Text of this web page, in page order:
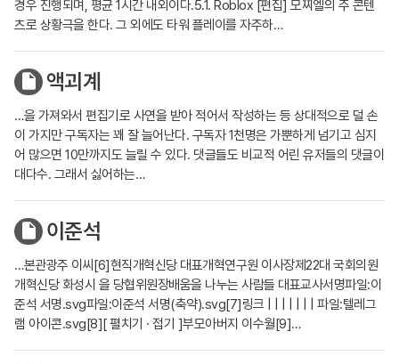
경우 진행되며, 평균 1시간 내외이다.5.1. Roblox [편집] 모찌엘의 주 콘텐
츠로 상황극을 한다. 그 외에도 타워 플레이를 자주하…
액괴계
…을 가져와서 편집기로 사연을 받아 적어서 작성하는 등 상대적으로 덜 손
이 가지만 구독자는 꽤 잘 늘어난다. 구독자 1천명은 가뿐하게 넘기고 심지
어 많으면 10만까지도 늘릴 수 있다. 댓글들도 비교적 어린 유저들의 댓글이
대다수. 그래서 싫어하는…
이준석
…본관광주 이씨[6]현직개혁신당 대표개혁연구원 이사장제22대 국회의원
개혁신당 화성시 을 당협위원장배움을 나누는 사람들 대표교사서명파일:이
준석 서명.svg파일:이준석 서명(축약).svg[7]링크 | | | | | | | 파일:텔레그
램 아이콘.svg[8][ 펼치기 · 접기 ]부모아버지 이수월[9]…